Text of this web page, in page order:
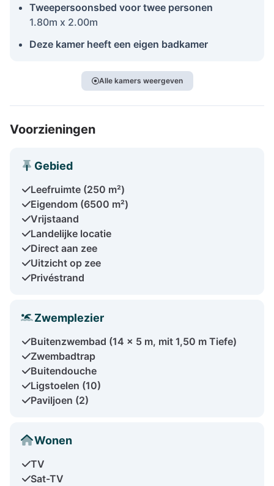
Tweepersoonsbed voor twee personen
1.80m x 2.00m
Deze kamer heeft een eigen badkamer
Alle kamers weergeven
Voorzieningen
Gebied
Leefruimte (250 m²)
Eigendom (6500 m²)
Vrijstaand
Landelijke locatie
Direct aan zee
Uitzicht op zee
Privéstrand
Zwemplezier
Buitenzwembad (14 x 5 m, mit 1,50 m Tiefe)
Zwembadtrap
Buitendouche
Ligstoelen (10)
Paviljoen (2)
Wonen
TV
Sat-TV